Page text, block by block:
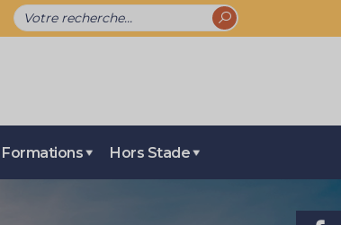
Formations Hors Stade